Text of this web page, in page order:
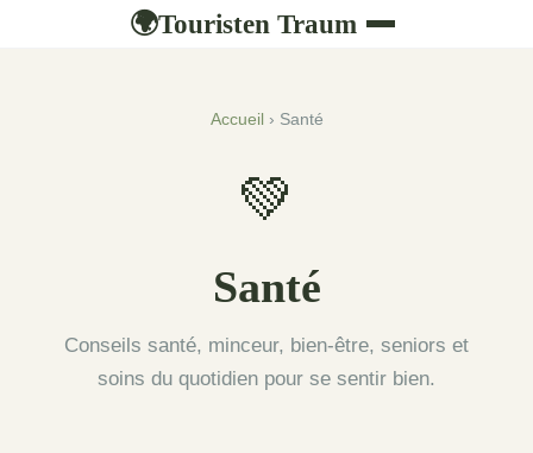
🌍Touristen Traum
Accueil › Santé
💚
Santé
Conseils santé, minceur, bien-être, seniors et
soins du quotidien pour se sentir bien.